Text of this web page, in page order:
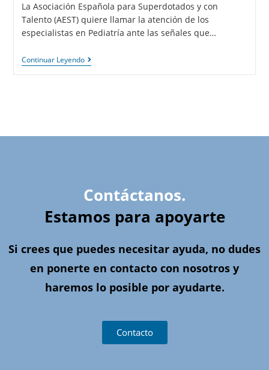
La Asociación Española para Superdotados y con
Talento (AEST) quiere llamar la atención de los
especialistas en Pediatría ante las señales que…
Continuar Leyendo
Contáctanos.
Estamos para apoyarte
Si crees que puedes necesitar ayuda, no dudes
en ponerte en contacto con nosotros y
haremos lo posible por ayudarte.
Contacto